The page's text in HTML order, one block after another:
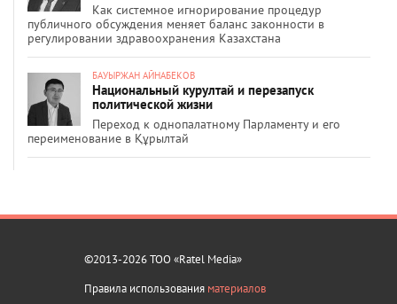
Как системное игнорирование процедур
публичного обсуждения меняет баланс законности в
регулировании здравоохранения Казахстана
БАУЫРЖАН АЙНАБЕКОВ
Национальный курултай и перезапуск
политической жизни
Переход к однопалатному Парламенту и его
переименование в Құрылтай
©2013-2026 ТОО «Ratel Media»
Правила использования материалов